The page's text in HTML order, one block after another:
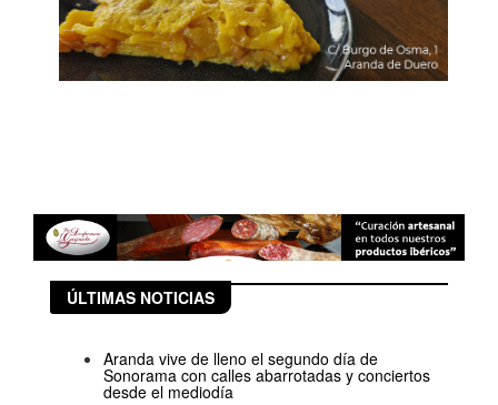
ÚLTIMAS NOTICIAS
Aranda vive de lleno el segundo día de
Sonorama con calles abarrotadas y conciertos
desde el mediodía